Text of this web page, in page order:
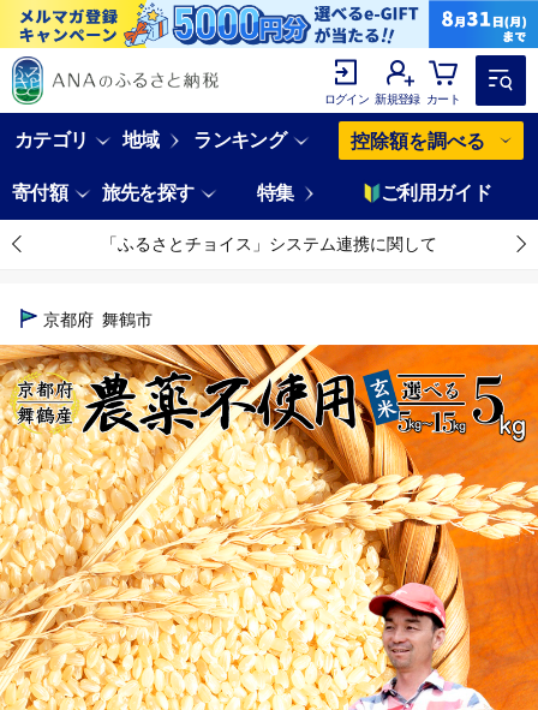
ログイン 新規登録 カート
カテゴリ 地域 ランキング 控除額を調べる
寄付額 旅先を探す 特集 ご利用ガイド
「ふるさとチョイス」システム連携に関して
京都府 舞鶴市